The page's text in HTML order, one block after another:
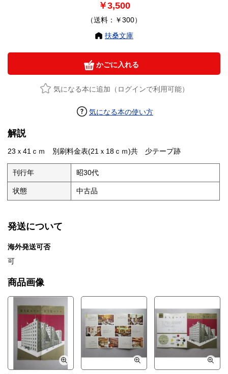
￥3,500
（送料：￥300）
扶桑文庫
かごに入れる
気になる本に追加（ログインで利用可能）
気になる本の使い方
解説
23ｘ41ｃｍ 別刷料金表(21ｘ18ｃｍ)共 少テープ跡
刊行年 昭30代
状態 中古品
発送について
海外発送可否
可
商品画像